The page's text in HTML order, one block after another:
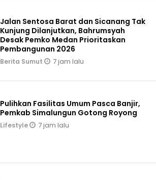
Jalan Sentosa Barat dan Sicanang Tak
Kunjung Dilanjutkan, Bahrumsyah
Desak Pemko Medan Prioritaskan
Pembangunan 2026
Berita Sumut 7 jam lalu
Pulihkan Fasilitas Umum Pasca Banjir,
Pemkab Simalungun Gotong Royong
Lifestyle 7 jam lalu